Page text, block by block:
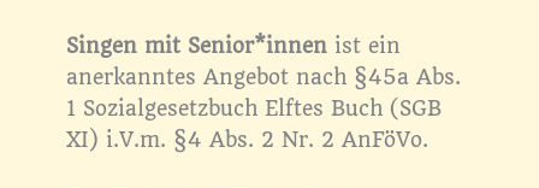
Singen mit Senior*innen ist ein
anerkanntes Angebot nach §45a Abs.
1 Sozialgesetzbuch Elftes Buch (SGB
XI) i.V.m. §4 Abs. 2 Nr. 2 AnFöVo.